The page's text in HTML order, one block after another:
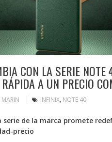
CON LA SERIE
A UN PRECIO
INFINIX, NOTE 40
serie de la marca promete
precio